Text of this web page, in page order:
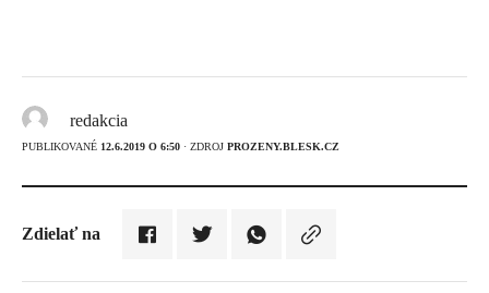
redakcia
PUBLIKOVANÉ 12.6.2019 O 6:50 · ZDROJ PROZENY.BLESK.CZ
Zdielať na